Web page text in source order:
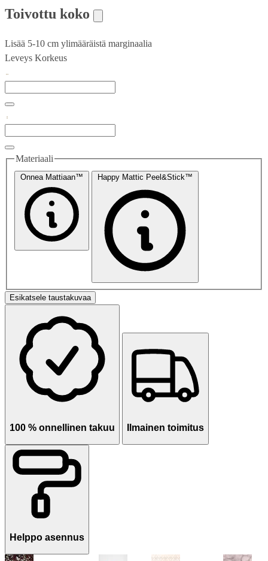
Toivottu koko
Lisää 5-10 cm ylimääräistä marginaalia
Leveys Korkeus
Materiaali
Onnea Mattiaan™ Happy Mattic Peel&Stick™
Esikatsele taustakuvaa
100 % onnellinen takuu Ilmainen toimitus
Helppo asennus